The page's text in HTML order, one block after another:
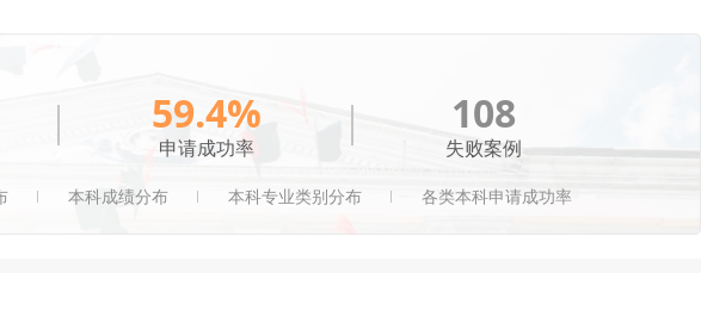
59.4%
申请成功率
108
失败案例
本科成绩分布 本科专业类别分布 各类本科申请成功率